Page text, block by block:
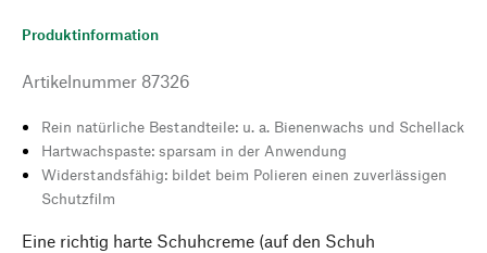
Produktinformation
Artikelnummer 87326
Rein natürliche Bestandteile: u. a. Bienenwachs und Schellack
Hartwachspaste: sparsam in der Anwendung
Widerstandsfähig: bildet beim Polieren einen zuverlässigen
Schutzfilm
Eine richtig harte Schuhcreme (auf den Schuh